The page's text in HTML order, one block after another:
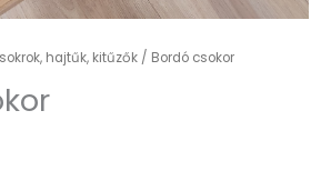
hajtűk, kitűzők/ Bordó csokor